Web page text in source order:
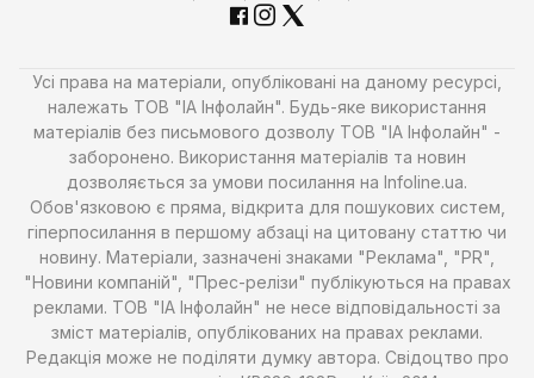
Усі права на матеріали, опубліковані на даному ресурсі,
належать ТОВ "ІА Інфолайн". Будь-яке використання
матеріалів без письмового дозволу ТОВ "ІА Інфолайн" -
заборонено. Використання матеріалів та новин
дозволяється за умови посилання на Infoline.ua.
Обов'язковою є пряма, відкрита для пошукових систем,
гіперпосилання в першому абзаці на цитовану статтю чи
новину. Матеріали, зазначені знаками "Реклама", "PR",
"Новини компаній", "Прес-релізи" публікуються на правах
реклами. ТОВ "ІА Інфолайн" не несе відповідальності за
зміст матеріалів, опублікованих на правах реклами.
Редакція може не поділяти думку автора. Свідоцтво про